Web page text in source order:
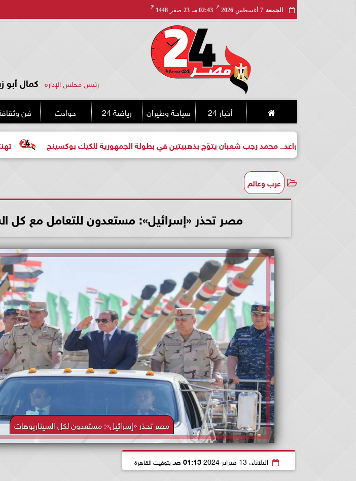
الجمعة 7 أغسطس 2026
مـ
02:43 مـ 23 صفر 1448
هـ
رئيس مجلس الإدارة كمال أبو
أخبار 24 سياحة وطيران رياضة 24 حوادث فن
تهنئة واعد.. محمد رجب شعبان يتوّج بذهبيتين في بطولة الجمهورية للكيك بوكسينج
عرب وعالم
مصر تحذر «إسرائيل»: مستعدون للتعامل مع كل
مصر تحذر «إسرائيل»: مستعدون لكل السيناريوهات
الثلاثاء، 13 فبراير 2024 01:13 صـ بتوقيت القاهرة